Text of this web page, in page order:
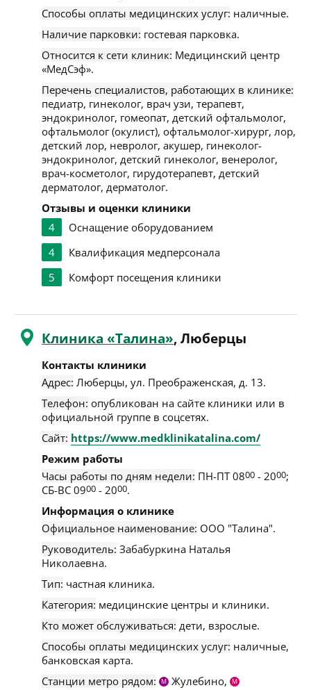
Способы оплаты медицинских услуг: наличные.
Наличие парковки: гостевая парковка.
Относится к сети клиник: Медицинский центр
«МедСэф».
Перечень специалистов, работающих в клинике:
педиатр, гинеколог, врач узи, терапевт,
эндокринолог, гомеопат, детский офтальмолог,
офтальмолог (окулист), офтальмолог-хирург, лор,
детский лор, невролог, акушер, гинеколог-
эндокринолог, детский гинеколог, венеролог,
врач-косметолог, гирудотерапевт, детский
дерматолог, дерматолог.
Отзывы и оценки клиники
4
Оснащение оборудованием
4
Квалификация медперсонала
5
Комфорт посещения клиники
Клиника «Талина», Люберцы
Контакты клиники
Адрес: Люберцы, ул. Преображенская, д. 13.
Телефон: опубликован на сайте клиники или в
официальной группе в соцсетях.
Сайт: https://www.medklinikatalina.com/
Режим работы
Часы работы по дням недели: ПН-ПТ 0800 - 2000;
СБ-ВС 0900 - 2000.
Информация о клинике
Официальное наименование: ООО "Талина".
Руководитель: Забабуркина Наталья
Николаевна.
Тип: частная клиника.
Категория: медицинские центры и клиники.
Кто может обслуживаться: дети, взрослые.
Способы оплаты медицинских услуг: наличные,
банковская карта.
Станции метро рядом:
М Жулебино, М